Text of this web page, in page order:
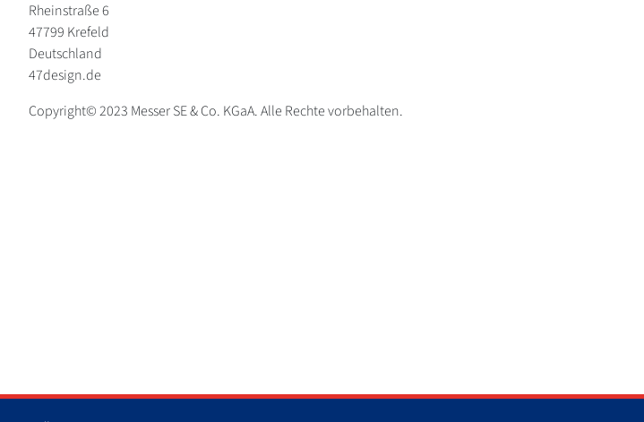
Rheinstraße 6
47799 Krefeld
Deutschland
47design.de
Copyright© 2023 Messer SE & Co. KGaA. Alle Rechte vorbehalten.